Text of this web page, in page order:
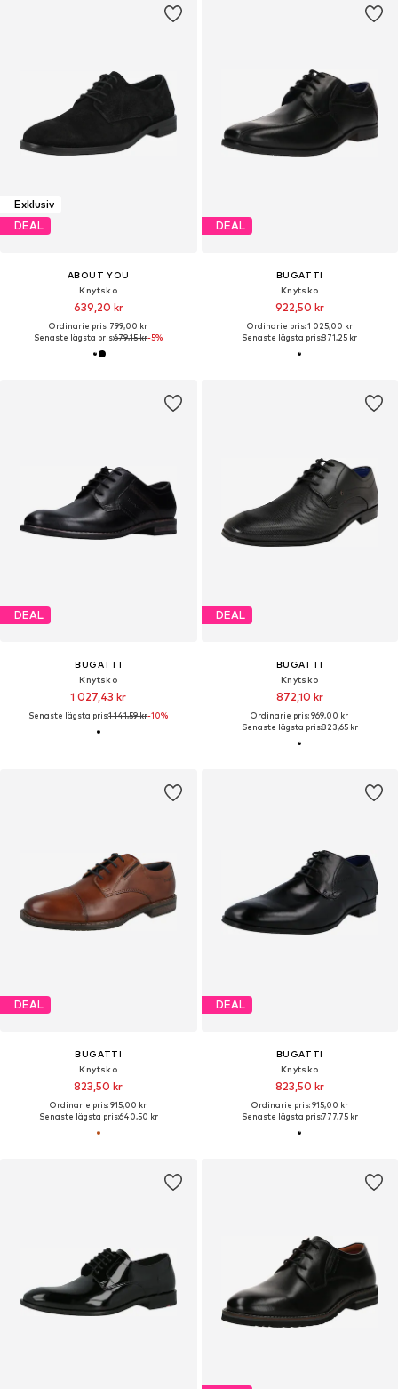
Exklusiv
DEAL
ABOUT YOU
Knytsko
639,20 kr
Ordinarie pris: 799,00 kr
Senaste lägsta pris:679,15 kr-5%
DEAL
BUGATTI
Knytsko
922,50 kr
Ordinarie pris: 1 025,00 kr
Senaste lägsta pris:871,25 kr
DEAL
BUGATTI
Knytsko
1 027,43 kr
Senaste lägsta pris:1 141,59 kr-10%
DEAL
BUGATTI
Knytsko
872,10 kr
Ordinarie pris: 969,00 kr
Senaste lägsta pris:823,65 kr
DEAL
BUGATTI
Knytsko
823,50 kr
Ordinarie pris: 915,00 kr
Senaste lägsta pris:640,50 kr
DEAL
BUGATTI
Knytsko
823,50 kr
Ordinarie pris: 915,00 kr
Senaste lägsta pris:777,75 kr